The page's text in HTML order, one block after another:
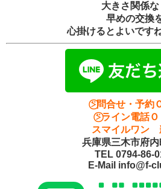
大きさ関係な
早めの交換
心掛けるとよいです
⍩⃝問合せ・予約
⍩⃝ライン電話Ｏ
スマイルワン
兵庫県三木市府
TEL 0794-86-
E-Mail info@f-